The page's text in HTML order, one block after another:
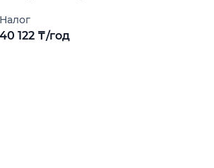
Налог
40 122 ₸/год